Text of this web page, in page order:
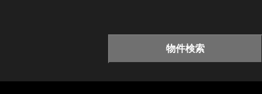
物件検索